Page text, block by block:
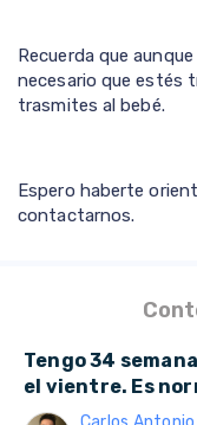
Recuerda que
necesario que estés
trasmites al bebé.
Espero haberte
contactarnos.
Tengo 34
el vientre. Es